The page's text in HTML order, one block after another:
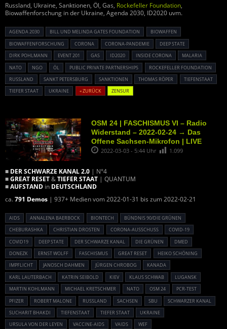
Russland, Ukraine, Sanktionen, Öl, Gas, Rockefeller Foundation,
Biowaffenforschung in der Ukraine, Agenda 2030, ID2020 uvm.
AGENDA 2030 BILL UND MELINDA GATES FOUNDATION
BIOWAFFEN
BIOWAFFENFORSCHUNG
CORONA CORONA-PANDEMIE
DEEP STATE
DIRK POHLMANN
EVENT 201 GAS ID2020 INSIDE CORONA
MALARIA
NATO
NGO ÖL PUBLIC PRIVATE PARTNERSHIPS
ROCKEFELLER FOUNDATION
RUSSLAND
SANKT PETERSBURG SANKTIONEN THOMAS RÖPER
TIEFENSTAAT
TIEFER STAAT
UKRAINE « ZURÜCK ZENSUR
OSM 24 | FASCHISMUS VI – Radio
Widerstand – 2022-02-24 → Das
Offene Sachsen-Mikrofon | LIVE
2022-03-03 - 5:44 Uhr 1.099
■ DER SCHWARZE KANAL 2.0 | N°4
■GREAT RESET&TIEFER STAAT | QUANTUM
■AUFSTAND in DEUTSCHLAND
ca.791 Demos | 937+ Medien vom 2022-01-31 bis zum 2022-02-21
AIDS ANNALENA BAERBOCK BIONTECH
BÜNDNIS 90/DIE GRÜNEN
CHEBURASHKA
CHRISTIAN DROSTEN CORONA-AUSSCHUSS
COVID-19
COVID19
DEEP STATE DER SCHWARZE KANAL DIE GRÜNEN
DMED
DONEZK
ERNST WOLFF FASCHISMUS GREAT RESET
HEIKO SCHÖNING
IMPFLICHT
JANOSCH DAHMEN JÜRGEN CHROBOG
KANADA
KARL LAUTERBACH
KATRIN SEIBOLD KIEV KLAUS SCHWAB
LUGANSK
MARTIN KOHLMANN
MICHAEL KRETSCHMER NATO OSM 24
PCR-TEST
PFIZER
ROBERT MALONE RUSSLAND SACHSEN SBU
SCHWARZER KANAL
SUCHARIT BHAKDI
TIEFENSTAAT TIEFER STAAT
UKRAINE
URSULA VON DER LEYEN
VACCINE-AIDS VAIDS
WEF